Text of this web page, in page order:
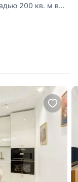
200 кв. м в
расположенном
жизни: